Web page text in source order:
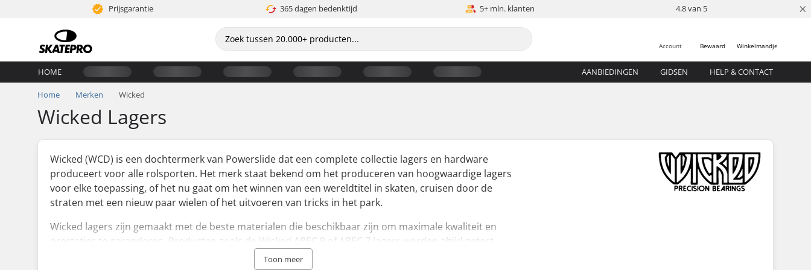
Prijsgarantie 365 dagen bedenktijd 5+ mln. klanten 4.8 van 5 ×
Winkelmandje
Bewaard
Account
HOME AANBIEDINGEN GIDSEN HELP & CONTACT
Home Merken Wicked
Wicked Lagers
Wicked (WCD) is een dochtermerk van Powerslide dat een complete collectie lagers en hardware
produceert voor alle rolsporten. Het merk staat bekend om het produceren van hoogwaardige lagers
voor elke toepassing, of het nu gaat om het winnen van een wereldtitel in skaten, cruisen door de
straten met een nieuw paar wielen of het uitvoeren van tricks in het park.
Wicked lagers zijn gemaakt met de beste materialen die beschikbaar zijn om maximale kwaliteit en
prestaties te garanderen. Producten zoals de Wicked ABEC 9 of ABEC 7 lagers worden altijd getest
door rijders van wereldklasse die het allerbeste eisen van hun uitrusting.
Toon meer